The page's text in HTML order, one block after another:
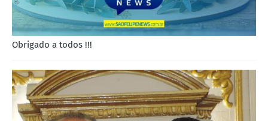
Obrigado a todos !!!